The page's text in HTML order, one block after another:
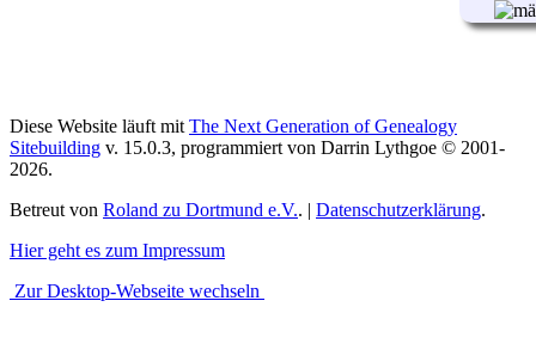
Diese Website läuft mit The Next Generation of Genealogy
Sitebuilding v. 15.0.3, programmiert von Darrin Lythgoe © 2001-
2026.
Betreut von Roland zu Dortmund e.V.. | Datenschutzerklärung.
Hier geht es zum Impressum
Zur Desktop-Webseite wechseln